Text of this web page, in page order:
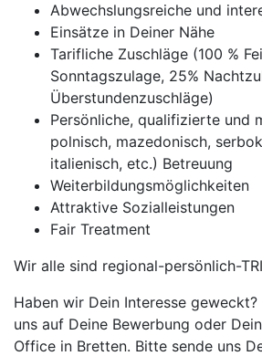
Abwechslungsreiche und
Einsätze in Deiner Nähe
Tarifliche Zuschläge (100 %
Sonntagszulage, 25%
Überstundenzuschläge)
Persönliche, qualifizierte und
polnisch, mazedonisch,
italienisch, etc.) Betreuung
Weiterbildungsmöglichkeiten
Attraktive Sozialleistungen
Fair Treatment
Wir alle sind regional-persönlich-
Haben wir Dein Interesse
uns auf Deine Bewerbung oder
Office in Bretten. Bitte sende uns